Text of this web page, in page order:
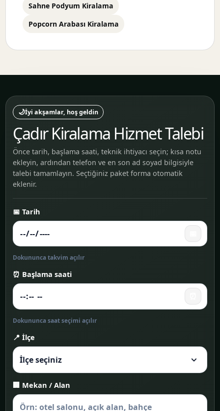
Sahne Podyum Kiralama
Popcorn Arabası Kiralama
🌙İyi akşamlar, hoş geldin
Çadır Kiralama Hizmet Talebi
Önce tarih, başlama saati, teknik ihtiyacı seçin; kısa notu
ekleyin, ardından telefon ve en son ad soyad bilgisiyle
talebi tamamlayın. Seçtiğiniz paket forma otomatik
eklenir.
📅 Tarih
Dokununca takvim açılır
⏰ Başlama saati
Dokununca saat seçimi açılır
📍 İlçe
🏢 Mekan / Alan